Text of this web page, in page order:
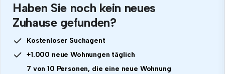
Haben Sie noch kein neues
Zuhause gefunden?
Kostenloser Suchagent
+1.000 neue Wohnungen täglich
7 von 10 Personen, die eine neue Wohnung